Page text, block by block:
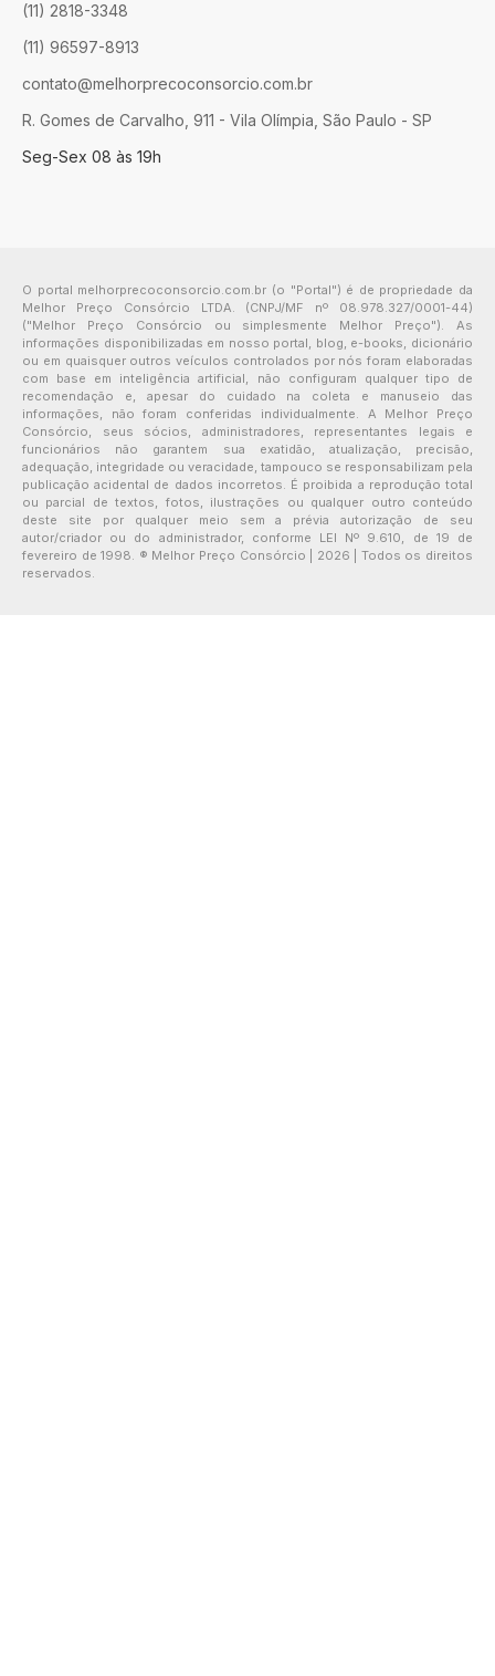
(11) 2818-3348
(11) 96597-8913
contato@melhorprecoconsorcio.com.br
R. Gomes de Carvalho, 911 - Vila Olímpia, São Paulo - SP
Seg-Sex 08 às 19h
O portal melhorprecoconsorcio.com.br (o "Portal") é de propriedade da
Melhor Preço Consórcio LTDA. (CNPJ/MF nº 08.978.327/0001-44)
("Melhor Preço Consórcio ou simplesmente Melhor Preço"). As
informações disponibilizadas em nosso portal, blog, e-books, dicionário
ou em quaisquer outros veículos controlados por nós foram elaboradas
com base em inteligência artificial, não configuram qualquer tipo de
recomendação e, apesar do cuidado na coleta e manuseio das
informações, não foram conferidas individualmente. A Melhor Preço
Consórcio, seus sócios, administradores, representantes legais e
funcionários não garantem sua exatidão, atualização, precisão,
adequação, integridade ou veracidade, tampouco se responsabilizam pela
publicação acidental de dados incorretos. É proibida a reprodução total
ou parcial de textos, fotos, ilustrações ou qualquer outro conteúdo
deste site por qualquer meio sem a prévia autorização de seu
autor/criador ou do administrador, conforme LEI Nº 9.610, de 19 de
fevereiro de 1998. ® Melhor Preço Consórcio | 2026 | Todos os direitos
reservados.